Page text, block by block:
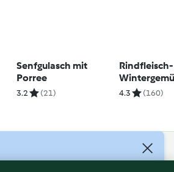
Senfgulasch mit
Porree
3.2 (21)
Rindfleisch-
4.3 (160)